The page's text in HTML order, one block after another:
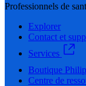
Professionnels de
Explorer
Contact et
Services
Boutique
Centre de